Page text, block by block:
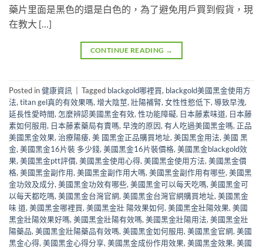
藥片里面是黑色的還是白色的，為了避免用戶買到假貨，現
在教大 […]
CONTINUE READING →
Posted in健康資訊 Tagged blackgold哪裡買, blackgold美國黑金使用方
法, titan gel真的有效果嗎, 增大陰莖, 壯陽補腎, 女性性慾低下, 導致早洩,
延長性愛時間, 怎麼辨認美國黑金有效, 性功能障礙, 日本藤素味道, 日本藤
素如何服用, 日本藤素藥局有賣嗎, 早洩的原因, 有人吃過美國黑金嗎, 正品
美國黑金效果, 治療陽痿, 美 國黑金正品購買地址, 美国黑金用法, 美國 黑
金, 美國黑金16片裝 多少錢, 美國黑金16片裝價格, 美國黑金blackgold效
果, 美國黑金ptt評價, 美國黑金使用心得, 美國黑金使用方法, 美國黑金價
格, 美國黑金副作用, 美國黑金副作用大嗎, 美國黑金副作用有哪些, 美國黑
金功效及成分, 美國黑金功效有哪些, 美國黑金可以每天吃嗎, 美國黑金可
以每天都吃嗎, 美國黑金台灣官網, 美國黑金台灣官網購買地址, 美國黑金
味 道, 美國黑金哪裡買, 美國黑金壯 陽效果如何, 美國黑金壯陽效果, 美國
黑金壯陽效果好嗎, 美國黑金壯陽有效嗎, 美國黑金壯陽用法, 美國黑金壯
陽藥品, 美國黑金壯陽藥品有效嗎, 美國黑金如何服用, 美國黑金官網, 美國
黑金心得, 美國黑金心得分享, 美國黑金成份作用效果, 美國黑金效果, 美國